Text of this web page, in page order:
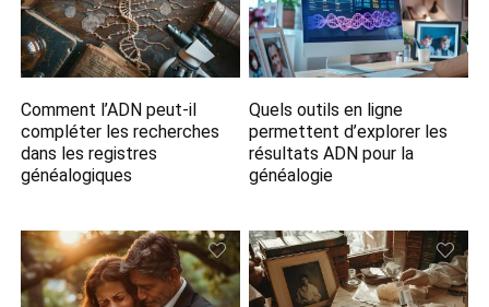
Comment l’ADN peut-il
compléter les recherches
dans les registres
généalogiques
Quels outils en ligne
permettent d’explorer les
résultats ADN pour la
généalogie